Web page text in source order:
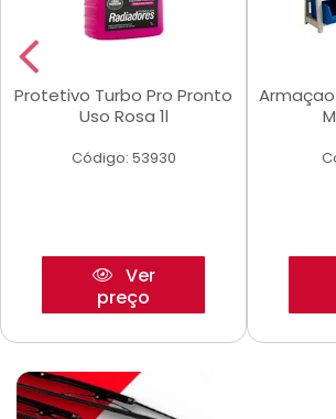
Protetivo Turbo Pro Pronto
Uso Rosa 1l
Código: 53930
Ver
preço